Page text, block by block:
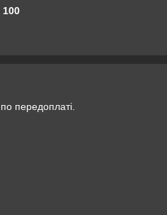
100
передоплаті.